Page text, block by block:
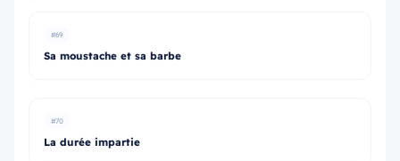
#69
Sa moustache et sa barbe
#70
La durée impartie